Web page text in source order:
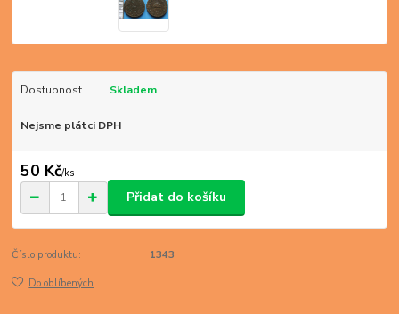
Dostupnost Skladem
Nejsme plátci DPH
50 Kč/ks
Přidat do košíku
Číslo produktu: 1343
Do oblíbených